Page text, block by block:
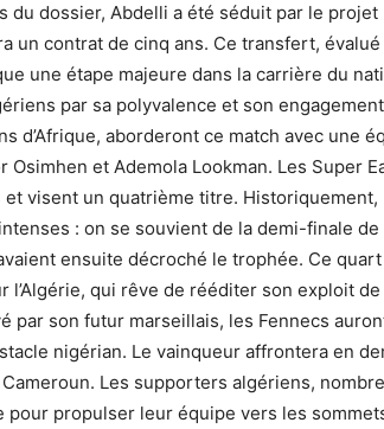
du dossier, Abdelli a été séduit par le projet
un contrat de cinq ans. Ce transfert,
une étape majeure dans la carrière du
par sa polyvalence et son
d’Afrique, aborderont ce match avec une
Osimhen et Ademola Lookman. Les Super
et visent un quatrième titre.
: on se souvient de la demi-finale
ensuite décroché le trophée. Ce quart
l’Algérie, qui rêve de rééditer son exploit de
par son futur marseillais, les Fennecs
nigérian. Le vainqueur affrontera en
Les supporters algériens,
pour propulser leur équipe vers les